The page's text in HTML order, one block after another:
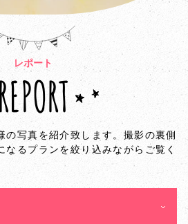
レポート
REPORT
の写真を紹介致します。撮影の裏側
なるプランを絞り込みながらご覧く